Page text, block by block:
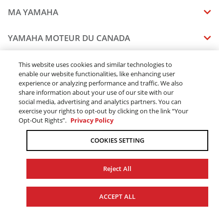
MA YAMAHA
MANUELS
ÉTAT DES RAPPELS DE VOTRE VÉHICULE
YAMAHA MOTEUR DU CANADA
CARRIERES
RESTONS DEHORS
BLOGUE
COMMUNIQUEZ AVEC NOUS
CONCESSIONNAIRES
TROUVEZ UN CONCESSIONNAIRE
DEVENEZ CONCESSIONNAIRE
CONCESSIONAIRE ÉLITE
MENTIONS JURIDIQUES
MODALITÉS ET CONDITIONS
ACOMPTE EN LIGNE MODALITÉS ET CONDITIONS
POLITIQUE DE CONFIDENTIALITÉ
L’ACCESSIBILITÉ
CHANGER LES PARAMÈTRES DES TÉMOINS (COOKIES)
LE TRAVAIL FORCÉ ET DES ENFANTS
PIÈCES DE RECHANGE ET SERVICES
COMMANDES EN LIGNE
TRAITEMENT DES COMMANDES
© 2026 Yamaha Moteur du Canada Ltée. Tous droits réservés.
SITE WEB GLOBAL
YAMAHA MUSIC
This website uses cookies and similar technologies to
enable our website functionalities, like enhancing user
experience or analyzing performance and traffic. We also
share information about your use of our site with our
social media, advertising and analytics partners. You can
exercise your rights to opt-out by clicking on the link “Your
Opt-Out Rights”. Privacy Policy
COOKIES SETTING
Reject All
ACCEPT ALL